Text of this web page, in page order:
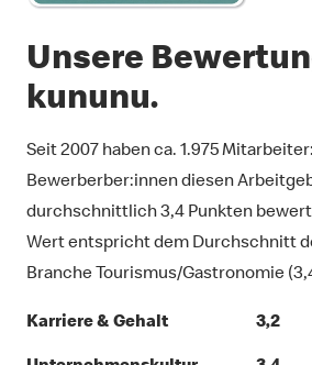
Unsere
kununu.
Seit 2007 haben ca. 1.975
Bewerberber:innen diesen
durchschnittlich 3,4 Punkten
Wert entspricht dem Durchschnitt
Branche Tourismus/Gastronomie
Karriere & Gehalt
3,2